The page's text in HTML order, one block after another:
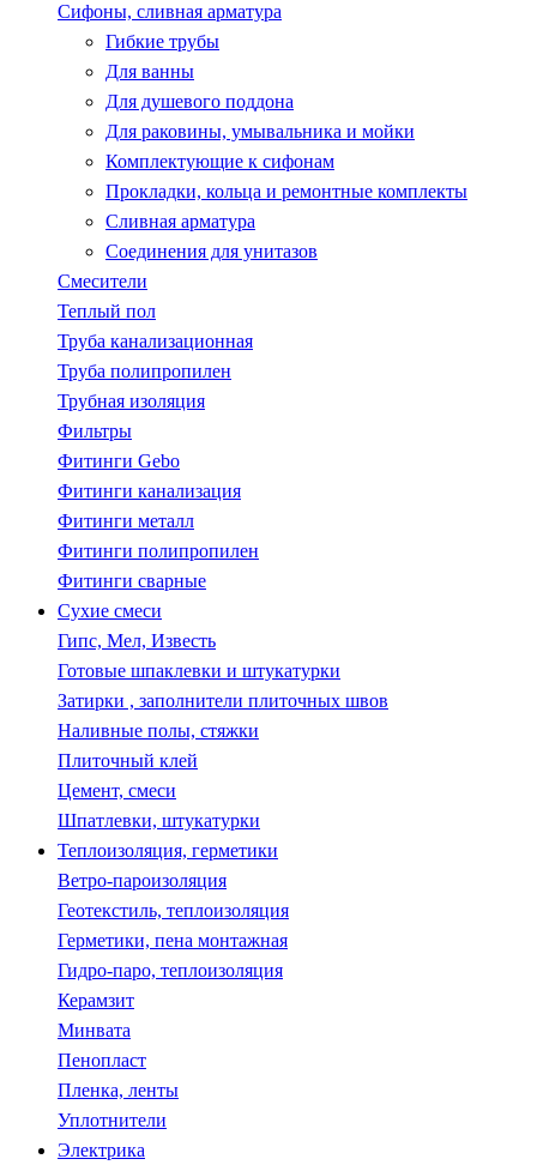
Сифоны, сливная арматура
Гибкие трубы
Для ванны
Для душевого поддона
Для раковины, умывальника и мойки
Комплектующие к сифонам
Прокладки, кольца и ремонтные комплекты
Сливная арматура
Соединения для унитазов
Смесители
Теплый пол
Труба канализационная
Труба полипропилен
Трубная изоляция
Фильтры
Фитинги Gebo
Фитинги канализация
Фитинги металл
Фитинги полипропилен
Фитинги сварные
Сухие смеси
Гипс, Мел, Известь
Готовые шпаклевки и штукатурки
Затирки , заполнители плиточных швов
Наливные полы, стяжки
Плиточный клей
Цемент, смеси
Шпатлевки, штукатурки
Теплоизоляция, герметики
Ветро-пароизоляция
Геотекстиль, теплоизоляция
Герметики, пена монтажная
Гидро-паро, теплоизоляция
Керамзит
Минвата
Пенопласт
Пленка, ленты
Уплотнители
Электрика